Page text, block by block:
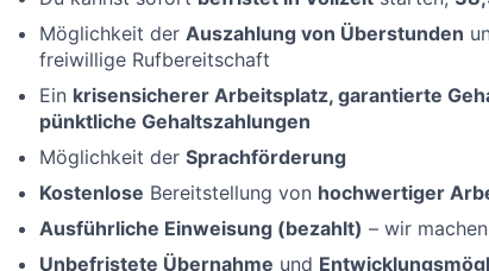
Möglichkeit der Auszahlung von Überstunden
freiwillige Rufbereitschaft
Ein krisensicherer Arbeitsplatz, garantierte
pünktliche Gehaltszahlungen
Möglichkeit der Sprachförderung
Kostenlose Bereitstellung von hochwertiger
Ausführliche Einweisung (bezahlt) – wir
Unbefristete Übernahme und